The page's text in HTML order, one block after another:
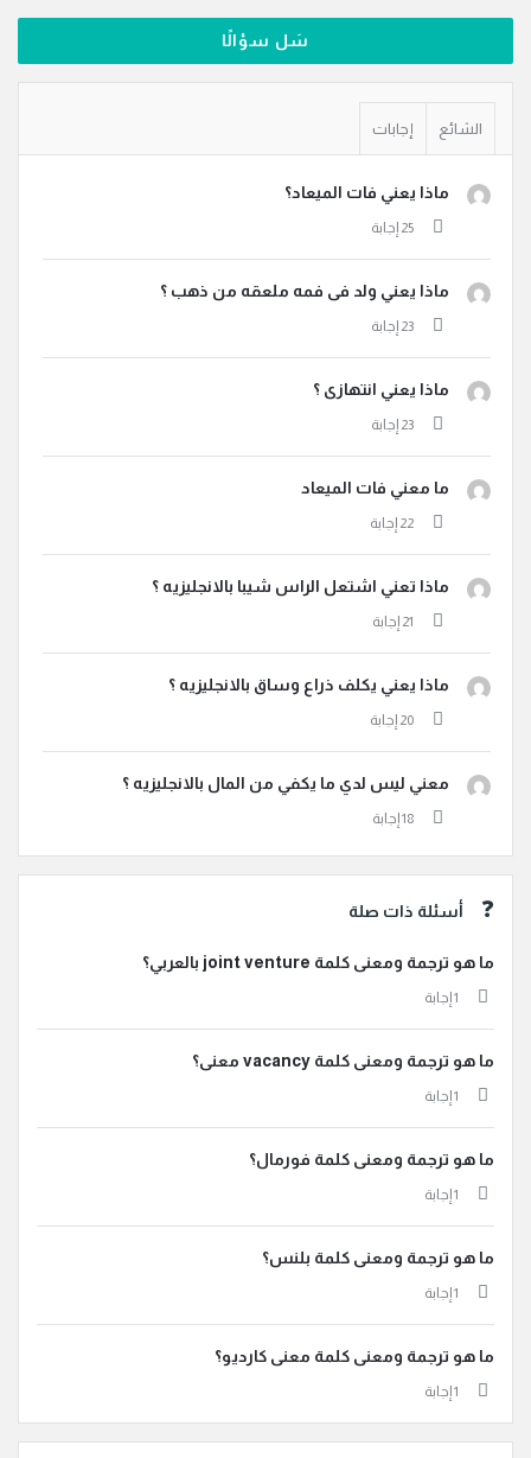
سَل سؤالًا
الشائع إجابات
ماذا يعني فات الميعاد؟
ماذا يعني ولد فى فمه ملعقه من ذهب ؟
ماذا يعني انتهازى ؟
ما معني فات الميعاد
ماذا تعني اشتعل الراس شيبا بالانجليزيه ؟
ماذا يعني يكلف ذراع وساق بالانجليزيه ؟
معني ليس لدي ما يكفي من المال بالانجليزيه ؟
أسئلة ذات صلة
ما هو ترجمة ومعنى كلمة joint venture بالعربي؟
‫1 إجابة
ما هو ترجمة ومعنى كلمة vacancy معنى؟
‫1 إجابة
ما هو ترجمة ومعنى كلمة فورمال؟
‫1 إجابة
ما هو ترجمة ومعنى كلمة بلنس؟
‫1 إجابة
ما هو ترجمة ومعنى كلمة معنى كارديو؟
‫1 إجابة